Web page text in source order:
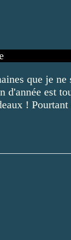
que je
d'année est
!